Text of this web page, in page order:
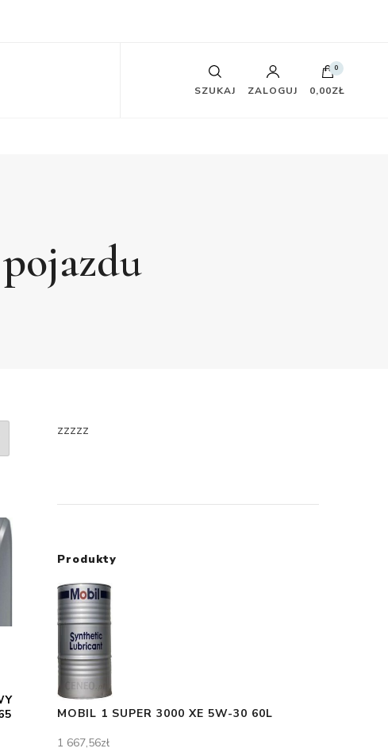
SZUKAJ ZALOGUJ
0
0,00ZŁ
zzzzz
Produkty
MOBIL 1 SUPER 3000 XE 5W-30 60L
1 667,56zł